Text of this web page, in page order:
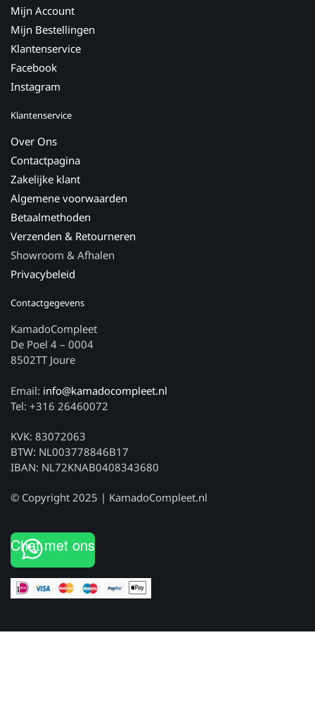
Mijn Account
Mijn Bestellingen
Klantenservice
Facebook
Instagram
Klantenservice
Over Ons
Contactpagina
Zakelijke klant
Algemene voorwaarden
Betaalmethoden
Verzenden & Retourneren
Showroom & Afhalen
Privacybeleid
Contactgegevens
KamadoCompleet
De Poel 4 – 0004
8502TT Joure
Email: info@kamadocompleet.nl
Tel: +316 26460072
KVK: 83072063
BTW: NL003778846B17
IBAN: NL72KNAB0408343680
© Copyright 2025 | KamadoCompleet.nl
Chat met ons